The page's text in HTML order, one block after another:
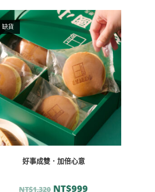
缺貨
好事成雙．加倍心意
NT$1,320 NT$999